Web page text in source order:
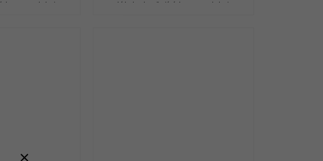
reprodukci
látek zlepšujících reprodukci